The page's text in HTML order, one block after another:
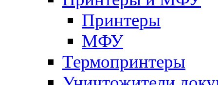
Принтеры
МФУ
Термопринтеры